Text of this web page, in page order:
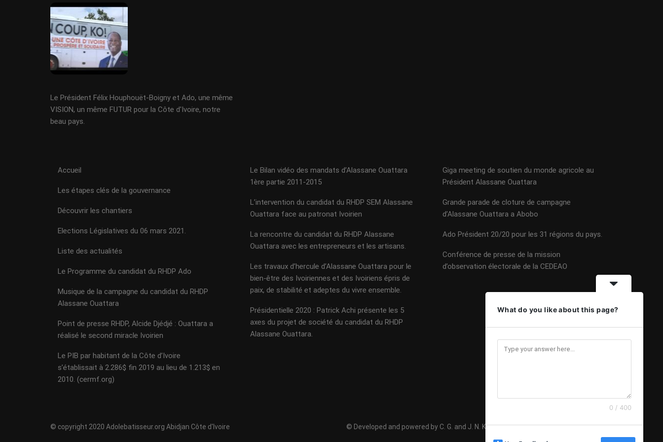
Le Président Félix Houphouët-Boigny et Ado, une même
VISION, un même FUTUR pour la Côte d'Ivoire, notre
beau pays.
Accueil
Les étapes clés de la gouvernance
Découvrir les chantiers
Elections Législatives du 06 mars 2021.
Liste des actualités
Le Programme du candidat du RHDP Ado
Musique de la campagne du candidat du RHDP
Alassane Ouattara
Point de presse RHDP, Alcide Djédjé : Ouattara a
réalisé le second miracle Ivoirien
Le PIB par habitant de la Côte d’Ivoire
s’établissait à 2.286$ fin 2019 au lieu de 1.213$ en
2010. (cermf.org)
Le Bilan vidéo des mandats d’Alassane Ouattara
1ère partie 2011-2015
L’intervention du candidat du RHDP SEM Alassane
Ouattara face au patronat Ivoirien
La rencontre du candidat du RHDP Alassane
Ouattara avec les entrepreneurs et les artisans.
Les travaux d’hercule d’Alassane Ouattara pour le
bien-être des Ivoiriennes et des Ivoiriens épris de
paix, de stabilité et adeptes du vivre ensemble.
Présidentielle 2020 : Patrick Achi présente les 5
axes du projet de société du candidat du RHDP
Alassane Ouattara.
Giga meeting de soutien du monde agricole au
Président Alassane Ouattara
Grande parade de cloture de campagne
d’Alassane Ouattara a Abobo
Ado Président 20/20 pour les 31 régions du pays.
Conférence de presse de la mission
d’observation électorale de la CEDEAO
© copyright 2020 Adolebatisseur.org Abidjan Côte d'Ivoire © Developed and powered by C. G. and J. N. K 2020 - Mise à jour 08 Février 2024
What do you like about this page?
0 / 400